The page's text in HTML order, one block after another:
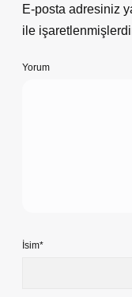
E-posta adresiniz
ile
Yorum
İsim*